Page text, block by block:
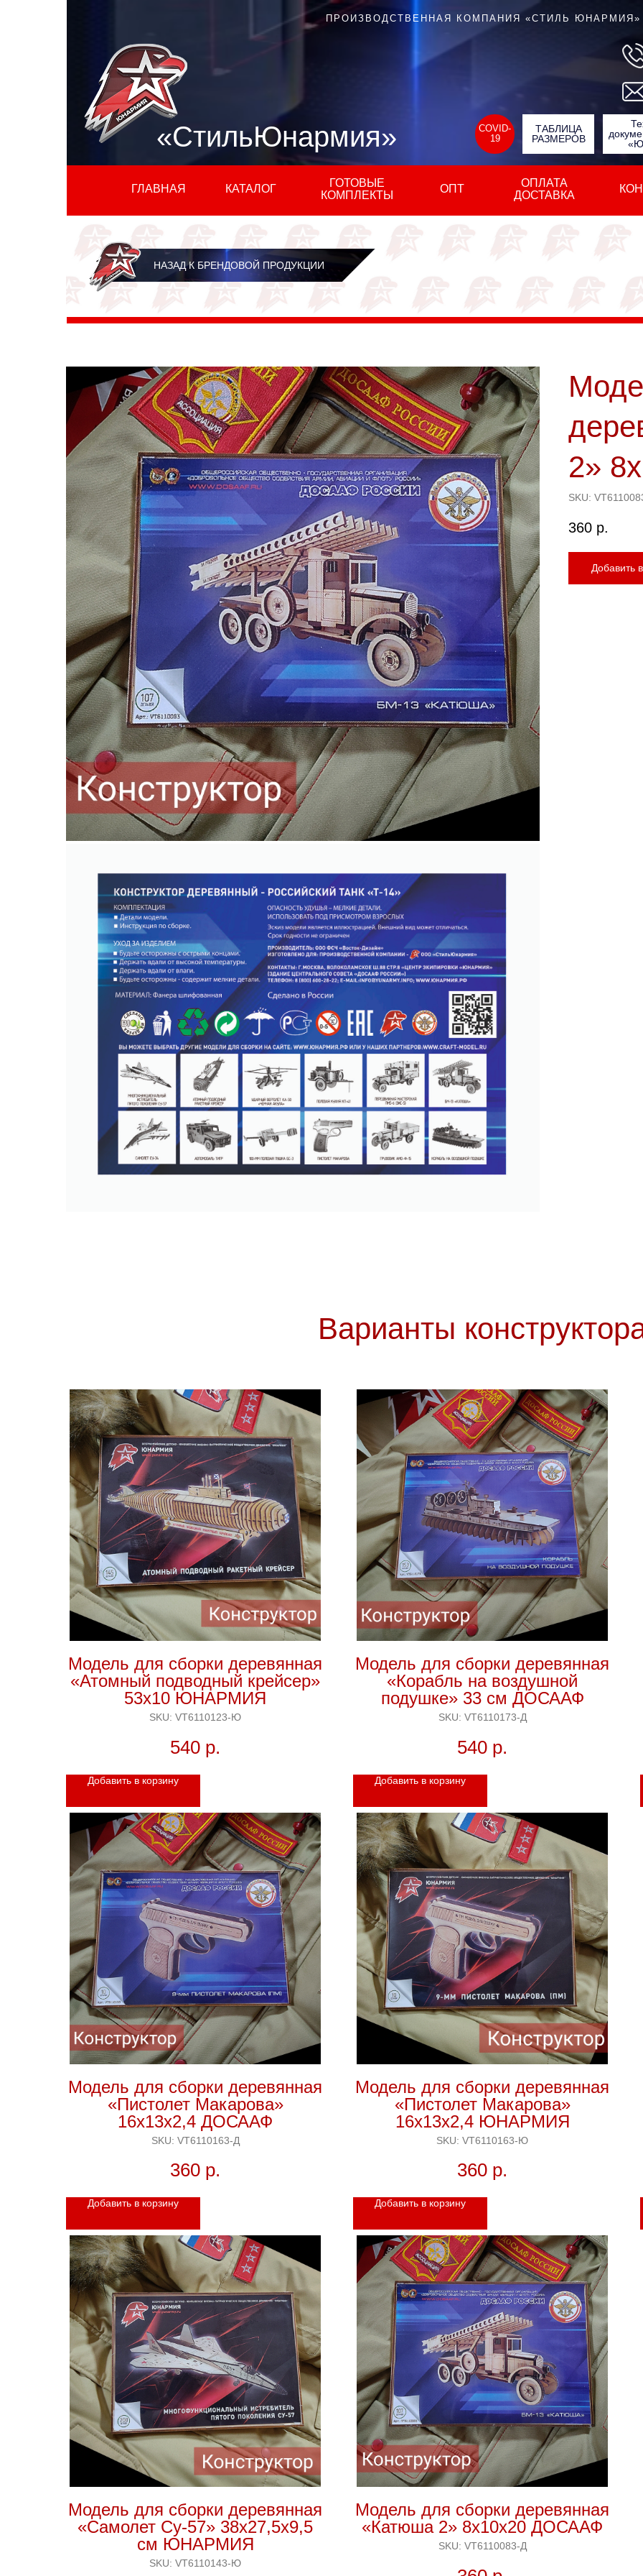
ПРОИЗВОДСТВЕННАЯ КОМПАНИЯ «СТИЛЬ ЮНАРМИЯ»
«СтильЮнармия»
КАТАЛОГ
ГОТОВЫЕ
КОМПЛЕКТЫ
ОПЛАТА
ДОСТАВКА
ГЛАВНАЯ ОПТ
ТАБЛИЦА
РАЗМЕРОВ
COVID-
19
НАЗАД К БРЕНДОВОЙ ПРОДУКЦИИ
2»
SKU:
360 р.
Добавить
Варианты
Модель для сборки деревянная
«Атомный подводный крейсер»
53х10 ЮНАРМИЯ
SKU: VT6110123-Ю
540 р.
Добавить в корзину
Модель для сборки деревянная
«Корабль на воздушной
подушке» 33 см ДОСААФ
SKU: VT6110173-Д
540 р.
Добавить в корзину
Модель для сборки деревянная
«Пистолет Макарова»
16х13х2,4 ДОСААФ
SKU: VT6110163-Д
360 р.
Добавить в корзину
Модель для сборки деревянная
«Пистолет Макарова»
16х13х2,4 ЮНАРМИЯ
SKU: VT6110163-Ю
360 р.
Добавить в корзину
Модель для сборки деревянная
«Самолет Су-57» 38х27,5х9,5
см ЮНАРМИЯ
SKU: VT6110143-Ю
Модель для сборки деревянная
«Катюша 2» 8х10х20 ДОСААФ
SKU: VT6110083-Д